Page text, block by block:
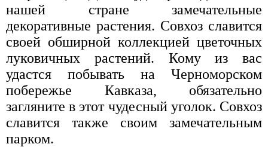
нашей стране замечательные
декоративные растения. Совхоз славится
своей обширной коллекцией цветочных
луковичных растений. Кому из вас
удастся побывать на Черноморском
побережье Кавказа, обязательно
загляните в этот чудесный уголок. Совхоз
славится также своим замечательным
парком.